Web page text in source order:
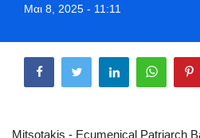
Entertainment
Μαι 8, 2025 - 11:11
Mitsotakis - Ecumenical Patriarch